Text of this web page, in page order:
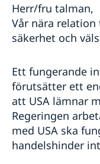
Herr/fru talman,
Vår nära relation
säkerhet och
Ett fungerande
förutsätter ett
att USA lämnar
Regeringen
med USA ska
handelshinder